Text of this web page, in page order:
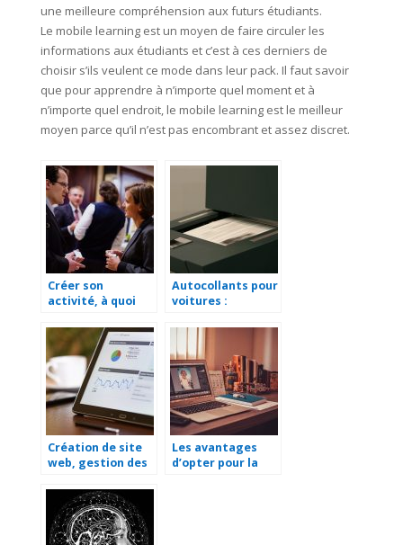
une meilleure compréhension aux futurs étudiants.
Le mobile learning est un moyen de faire circuler les
informations aux étudiants et c’est à ces derniers de
choisir s’ils veulent ce mode dans leur pack. Il faut savoir
que pour apprendre à n’importe quel moment et à
n’importe quel endroit, le mobile learning est le meilleur
moyen parce qu’il n’est pas encombrant et assez discret.
Créer son
activité, à quoi
Autocollants pour
voitures :
votre véhicule de
société
Création de site
web, gestion des
commerce : Les
principaux
services d’une
agence web
Les avantages
d’opter pour la